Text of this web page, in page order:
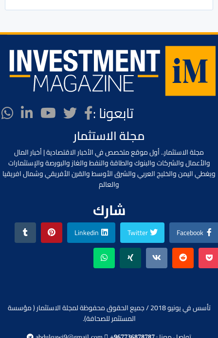
تابعونا :
مجلة الاستثمار
مجلة الاستثمار.. أول موقع متخصص في الأخبار الاقتصادية | أخبار المال
والأعمال والشركات والبنوك والطاقة والنفط والغاز والبورصة والإستثمارات
ويغطي اليمن والخليج العربي والشرق الأوسط والقرن الأفريقي وشمال افريقيا
والعالم
شارك
Facebook
Twitter
Linkedin
تأسس في يونيو 2018 / جميع الحقوق محفوظة لمجلة الاستثمار ( مؤسسة
المستثمر للصحافة).